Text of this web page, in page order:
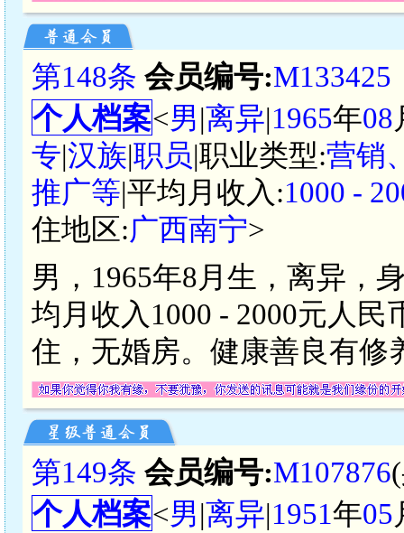
第148条 会员编号:M133425
个人档案<男|离异|1965年08
专|汉族|职员|职业类型:营销
推广等|平均月收入:1000 -
住地区:广西南宁>
男，1965年8月生，离异，
均月收入1000 - 2000元人
住，无婚房。健康善良有修
第149条 会员编号:M107876
个人档案<男|离异|1951年05